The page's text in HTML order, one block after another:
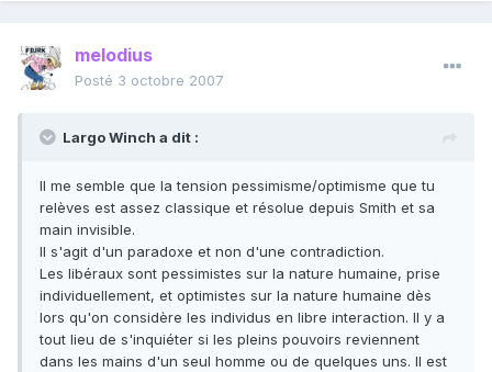
melodius
Posté 3 octobre 2007
Largo Winch a dit :
Il me semble que la tension pessimisme/optimisme que tu
relèves est assez classique et résolue depuis Smith et sa
main invisible.
Il s'agit d'un paradoxe et non d'une contradiction.
Les libéraux sont pessimistes sur la nature humaine, prise
individuellement, et optimistes sur la nature humaine dès
lors qu'on considère les individus en libre interaction. Il y a
tout lieu de s'inquiéter si les pleins pouvoirs reviennent
dans les mains d'un seul homme ou de quelques uns. Il est